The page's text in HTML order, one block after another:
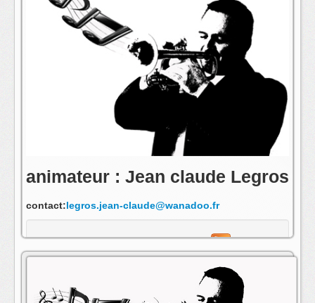
animateur : Jean claude Legros
contact:legros.jean-claude@wanadoo.fr
s'abonner au fil rss de cette emission: